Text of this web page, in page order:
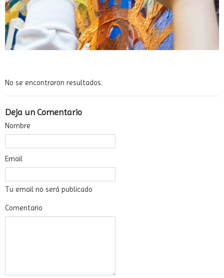
No se encontraron resultados.
Nombre
Email
Tu email no será publicado